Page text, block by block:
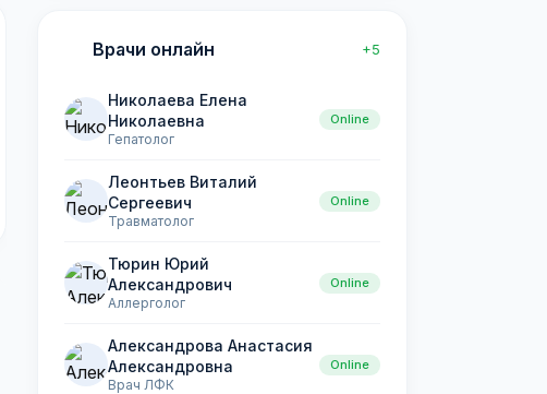
Врачи онлайн +5
Николаева Елена
Николаевна
Гепатолог
Online
Леонтьев Виталий
Сергеевич
Травматолог
Online
Тюрин Юрий
Александрович
Аллерголог
Online
Александрова Анастасия
Александровна
Врач ЛФК
Online